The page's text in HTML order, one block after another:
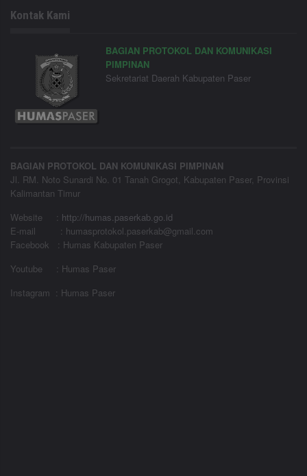
Kontak Kami
BAGIAN PROTOKOL DAN KOMUNIKASI
PIMPINAN
Sekretariat Daerah Kabupaten Paser
BAGIAN PROTOKOL DAN KOMUNIKASI PIMPINAN
Jl. RM. Noto Sunardi No. 01 Tanah Grogot, Kabupaten Paser, Provinsi
Kalimantan Timur
Website
: http://humas.paserkab.go.id
E-mail : humasprotokol.paserkab@gmail.com
Facebook : Humas Kabupaten Paser
Youtube : Humas Paser
Instagram : Humas Paser